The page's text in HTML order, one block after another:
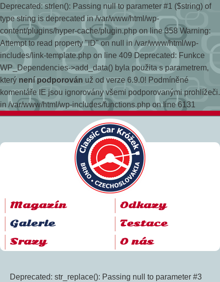
Deprecated: strlen(): Passing null to parameter #1 ($string) of
type string is deprecated in /var/www/html/wp-
content/plugins/hyper-cache/plugin.php on line 358 Warning:
Attempt to read property "ID" on null in /var/www/html/wp-
includes/link-template.php on line 409 Deprecated: Funkce
WP_Dependencies->add_data() byla použita s parametrem,
který není podporován už od verze 6.9.0! Podmíněné
komentáře IE jsou ignorovány všemi podporovanými prohlížeči.
in /var/www/html/wp-includes/functions.php on line 6131
Magazín
Galerie
Srazy
Odkazy
Testace
O nás
Deprecated: str_replace(): Passing null to parameter #3